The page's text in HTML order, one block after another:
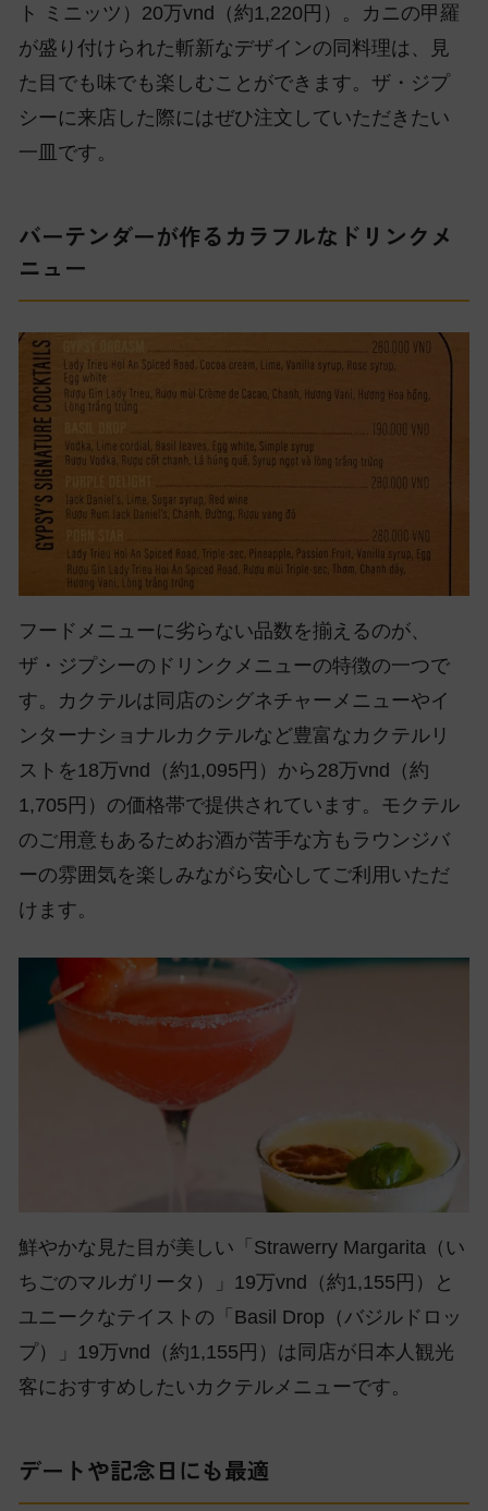
ト ミニッツ）20万vnd（約1,220円）。カニの甲羅
が盛り付けられた斬新なデザインの同料理は、見
た目でも味でも楽しむことができます。ザ・ジプ
シーに来店した際にはぜひ注文していただきたい
一皿です。
バーテンダーが作るカラフルなドリンクメ
ニュー
フードメニューに劣らない品数を揃えるのが、
ザ・ジプシーのドリンクメニューの特徴の一つで
す。カクテルは同店のシグネチャーメニューやイ
ンターナショナルカクテルなど豊富なカクテルリ
ストを18万vnd（約1,095円）から28万vnd（約
1,705円）の価格帯で提供されています。モクテル
のご用意もあるためお酒が苦手な方もラウンジバ
ーの雰囲気を楽しみながら安心してご利用いただ
けます。
鮮やかな見た目が美しい「Strawerry Margarita（い
ちごのマルガリータ）」19万vnd（約1,155円）と
ユニークなテイストの「Basil Drop（バジルドロッ
プ）」19万vnd（約1,155円）は同店が日本人観光
客におすすめしたいカクテルメニューです。
デートや記念日にも最適